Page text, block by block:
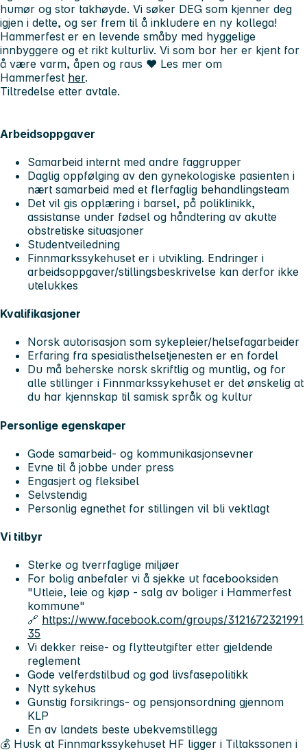
humør og stor takhøyde. Vi søker DEG som kjenner deg
igjen i dette, og ser frem til å inkludere en ny kollega!
Hammerfest er en levende småby med hyggelige
innbyggere og et rikt kulturliv. Vi som bor her er kjent for
å være varm, åpen og raus ♥ Les mer om
Hammerfest her.
Tiltredelse etter avtale.
Arbeidsoppgaver
Samarbeid internt med andre faggrupper
Daglig oppfølging av den gynekologiske pasienten i
nært samarbeid med et flerfaglig behandlingsteam
Det vil gis opplæring i barsel, på poliklinikk,
assistanse under fødsel og håndtering av akutte
obstretiske situasjoner
Studentveiledning
Finnmarkssykehuset er i utvikling. Endringer i
arbeidsoppgaver/stillingsbeskrivelse kan derfor ikke
utelukkes
Kvalifikasjoner
Norsk autorisasjon som sykepleier/helsefagarbeider
Erfaring fra spesialisthelsetjenesten er en fordel
Du må beherske norsk skriftlig og muntlig, og for
alle stillinger i Finnmarkssykehuset er det ønskelig at
du har kjennskap til samisk språk og kultur
Personlige egenskaper
Gode samarbeid- og kommunikasjonsevner
Evne til å jobbe under press
Engasjert og fleksibel
Selvstendig
Personlig egnethet for stillingen vil bli vektlagt
Vi tilbyr
Sterke og tverrfaglige miljøer
For bolig anbefaler vi å sjekke ut facebooksiden
"Utleie, leie og kjøp - salg av boliger i Hammerfest
kommune"
🔗 https://www.facebook.com/groups/3121672321991
35
Vi dekker reise- og flytteutgifter etter gjeldende
reglement
Gode velferdstilbud og god livsfasepolitikk
Nytt sykehus
Gunstig forsikrings- og pensjonsordning gjennom
KLP
En av landets beste ubekvemstillegg
💰 Husk at Finnmarkssykehuset HF ligger i Tiltakssonen i